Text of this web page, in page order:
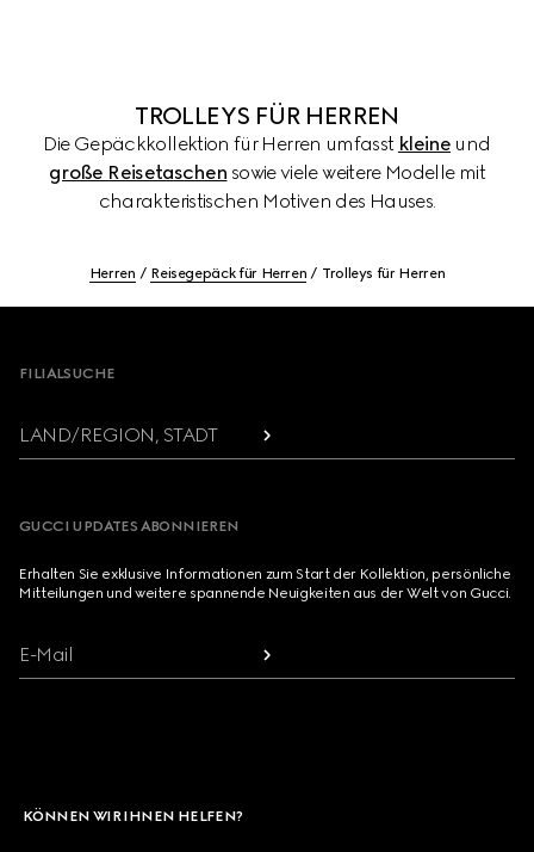
TROLLEYS FÜR HERREN
Die Gepäckkollektion für Herren umfasst kleine und
große Reisetaschen sowie viele weitere Modelle mit
charakteristischen Motiven des Hauses.
Herren Reisegepäck für Herren Trolleys für Herren
FILIALSUCHE
LAND/REGION, STADT
GUCCI UPDATES ABONNIEREN
Erhalten Sie exklusive Informationen zum Start der Kollektion, persönliche
Mitteilungen und weitere spannende Neuigkeiten aus der Welt von Gucci.
E-Mail
KÖNNEN WIR IHNEN HELFEN?